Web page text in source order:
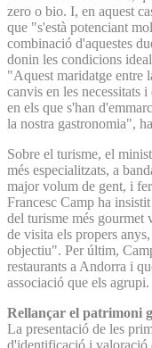
zero o bio. I, en aquest
que "s'està potenciant
combinació d'aquestes
donin les condicions
"Aquest maridatge entre
canvis en les necessitats
en els que s'han
la nostra gastronomia",
Sobre el turisme, el
més especialitzats, a
major volum de gent, i
Francesc Camp ha
del turisme més
de visita els propers
objectiu". Per últim,
restaurants a Andorra i
associació que els agrupi.
Rellançar el patrimoni
La presentació de les
d'identificació i valoració